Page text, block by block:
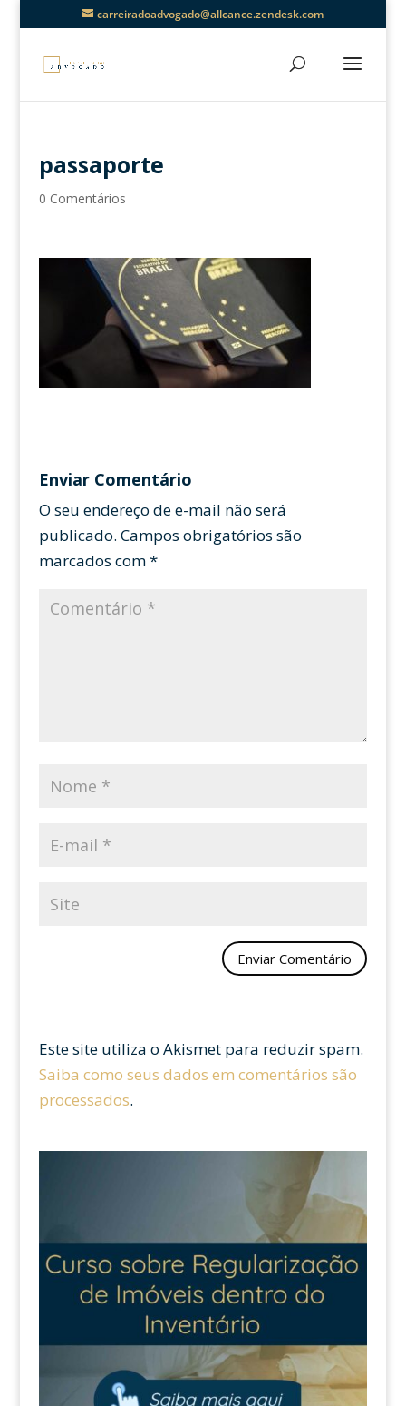
carreiradoadvogado@allcance.zendesk.com
passaporte
0 Comentários
Enviar Comentário
O seu endereço de e-mail não será
publicado. Campos obrigatórios são
marcados com*
Este site utiliza o Akismet para reduzir spam.
Saiba como seus dados em comentários são
processados.